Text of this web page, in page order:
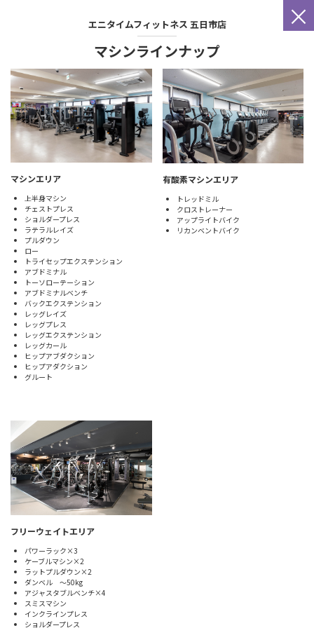
×
エニタイムフィットネス 五日市店
マシンラインナップ
マシンエリア
上半身マシン
チェストプレス
ショルダープレス
ラテラルレイズ
プルダウン
ロー
トライセップエクステンション
アブドミナル
トーソローテーション
アブドミナルベンチ
バックエクステンション
レッグレイズ
レッグプレス
レッグエクステンション
レッグカール
ヒップアブダクション
ヒップアダクション
グルート
有酸素マシンエリア
トレッドミル
クロストレーナー
アップライトバイク
リカンベントバイク
フリーウェイトエリア
パワーラック×3
ケーブルマシン×2
ラットプルダウン×2
ダンベル ～50kg
アジャスタブルベンチ×4
スミスマシン
インクラインプレス
ショルダープレス